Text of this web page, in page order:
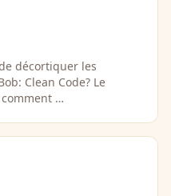
décortiquer les
Clean Code? Le
…